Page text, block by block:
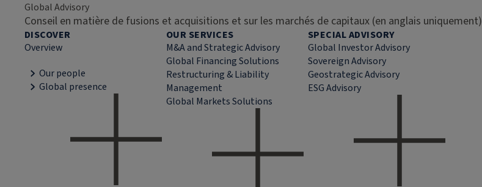
Global Advisory
Conseil en matière de fusions et acquisitions et sur les marchés de capitaux (en anglais uniquement)
DISCOVER
Overview
Our people
Global presence
OUR SERVICES
M&A and Strategic Advisory
Global Financing Solutions
Restructuring & Liability
Management
Global Markets Solutions
SPECIAL ADVISORY
Global Investor Advisory
Sovereign Advisory
Geostrategic Advisory
ESG Advisory